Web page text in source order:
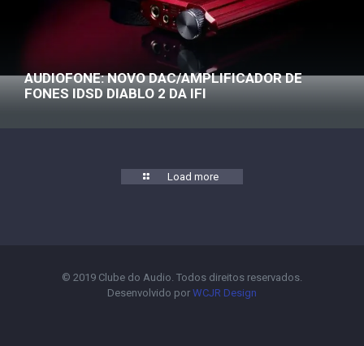
AUDIOFONE: NOVO DAC/AMPLIFICADOR DE
FONES IDSD DIABLO 2 DA IFI
Load more
© 2019 Clube do Audio. Todos direitos reservados.
Desenvolvido por WCJR Design